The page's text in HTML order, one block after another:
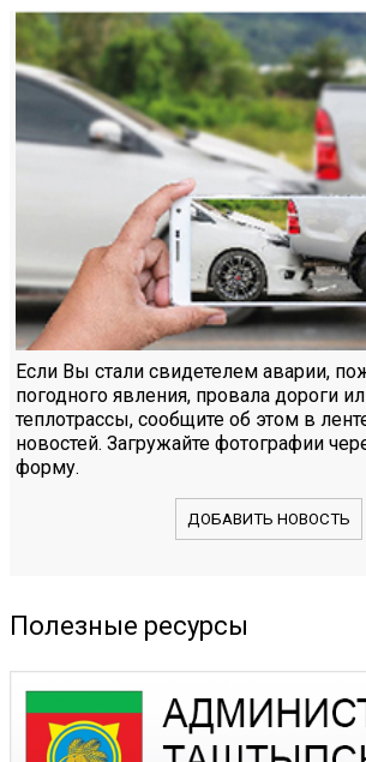
Если Вы стали свидетелем аварии,
погодного явления, провала дороги
теплотрассы, сообщите об этом в
новостей. Загружайте фотографии
форму.
ДОБАВИТЬ НОВОСТЬ
Полезные ресурсы